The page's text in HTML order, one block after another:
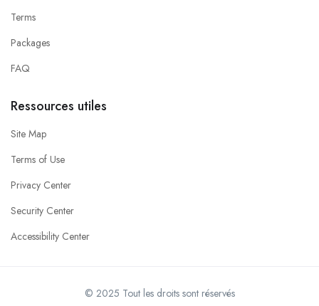
Terms
Packages
FAQ
Ressources utiles
Site Map
Terms of Use
Privacy Center
Security Center
Accessibility Center
© 2025 Tout les droits sont réservés